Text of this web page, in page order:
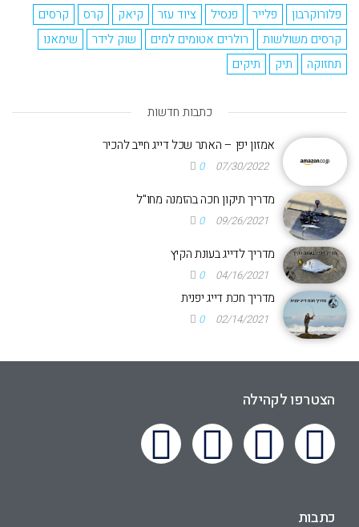
פלורוקרבון
פלייר פנסיל ציוד עזר קיאק קרס
קרסים
קרסים משולשות
רולרים אטומים למים שוק לידר
שימאנו
תחזוקה
תיק תיקים
כתבות חדשות
אמזון יפן – האתר שכל דייג חייב להכיר
07/30/2022
0
מדריך תיקון חכה בהזמנה מחו"ל
09/26/2021
0
מדריך לדייג בעונת הקיץ
04/16/2021
0
מדריך חכת דייג יפנית
02/14/2021
0
הצטרפו לקהילה
כתבות